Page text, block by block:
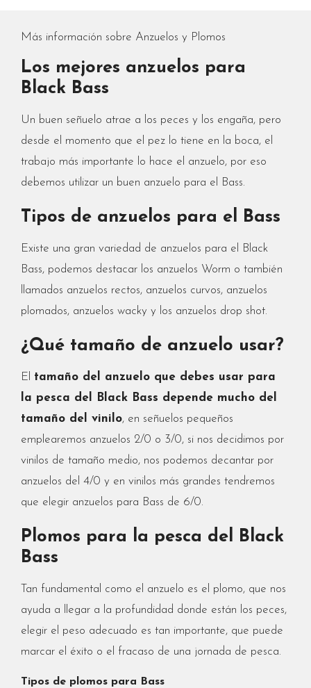
Más información sobre Anzuelos y Plomos
Los mejores anzuelos para
Black Bass
Un buen señuelo atrae a los peces y los engaña, pero
desde el momento que el pez lo tiene en la boca, el
trabajo más importante lo hace el anzuelo, por eso
debemos utilizar un buen anzuelo para el Bass.
Tipos de anzuelos para el Bass
Existe una gran variedad de anzuelos para el Black
Bass, podemos destacar los anzuelos Worm o también
llamados anzuelos rectos, anzuelos curvos, anzuelos
plomados, anzuelos wacky y los anzuelos drop shot.
¿Qué tamaño de anzuelo usar?
El tamaño del anzuelo que debes usar para
la pesca del Black Bass depende mucho del
tamaño del vinilo, en señuelos pequeños
emplearemos anzuelos 2/0 o 3/0, si nos decidimos por
vinilos de tamaño medio, nos podemos decantar por
anzuelos del 4/0 y en vinilos más grandes tendremos
que elegir anzuelos para Bass de 6/0.
Plomos para la pesca del Black
Bass
Tan fundamental como el anzuelo es el plomo, que nos
ayuda a llegar a la profundidad donde están los peces,
elegir el peso adecuado es tan importante, que puede
marcar el éxito o el fracaso de una jornada de pesca.
Tipos de plomos para Bass